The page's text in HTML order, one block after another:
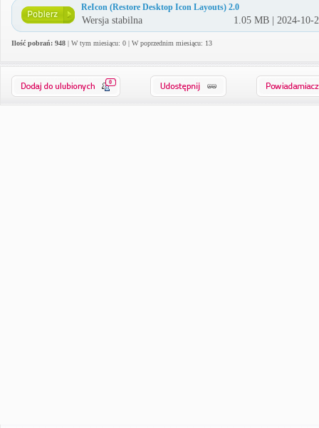
ReIcon (Restore Desktop Icon Layouts) 2.0
Wersja stabilna 1.05 MB | 2024-10-
Ilość pobrań: 948 | W tym miesiącu: 0 | W poprzednim miesiącu: 13
0